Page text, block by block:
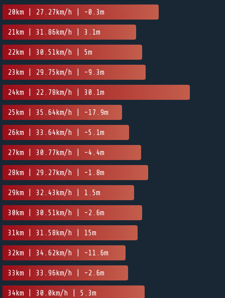
20km | 27.27km/h | -0.3m
21km | 31.86km/h | 3.1m
22km | 30.51km/h | 5m
23km | 29.75km/h | -9.3m
24km | 22.78km/h | 30.1m
25km | 35.64km/h | -17.9m
26km | 33.64km/h | -5.1m
27km | 30.77km/h | -4.4m
28km | 29.27km/h | -1.8m
29km | 32.43km/h | 1.5m
30km | 30.51km/h | -2.6m
31km | 31.58km/h | 15m
32km | 34.62km/h | -11.6m
33km | 33.96km/h | -2.6m
34km | 30.0km/h | 5.3m